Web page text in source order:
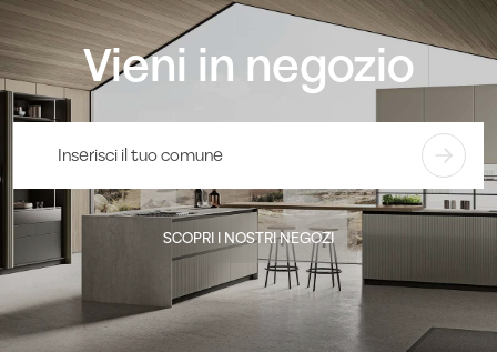
Vieni in negozio
SCOPRI I NOSTRI NEGOZI